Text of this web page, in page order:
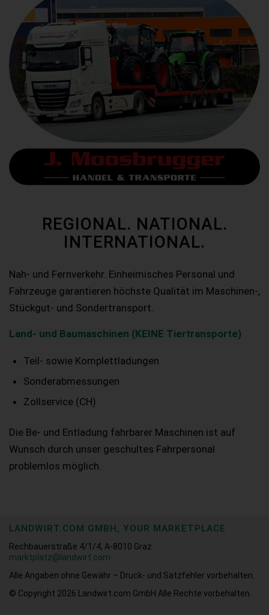
REGIONAL. NATIONAL.
INTERNATIONAL.
Nah- und Fernverkehr. Einheimisches Personal und
Fahrzeuge garantieren höchste Qualität im Maschinen-,
Stückgut- und Sondertransport.
Land- und Baumaschinen (KEINE Tiertransporte)
Teil- sowie Komplettladungen
Sonderabmessungen
Zollservice (CH)
Die Be- und Entladung fahrbarer Maschinen ist auf
Wunsch durch unser geschultes Fahrpersonal
problemlos möglich.
LANDWIRT.COM GMBH, YOUR MARKETPLACE
Rechbauerstraße 4/1/4, A-8010 Graz
marktplatz@landwirt.com
Alle Angaben ohne Gewähr – Druck- und Satzfehler vorbehalten.
© Copyright 2026
Landwirt.com GmbH Alle Rechte vorbehalten.